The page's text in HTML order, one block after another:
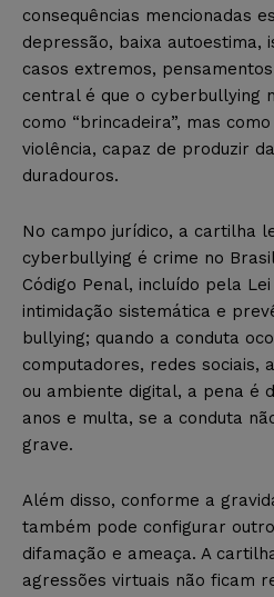
consequências mencionadas
depressão, baixa autoestima,
casos extremos,
central é que o cyberbullying
como “brincadeira”, mas
violência, capaz de produzir
duradouros.
No campo jurídico, a cartilha
cyberbullying é crime no
Código Penal, incluído pela Lei
intimidação sistemática e
bullying; quando a conduta
computadores, redes sociais,
ou ambiente digital, a pena é
anos e multa, se a conduta
grave.
Além disso, conforme a
também pode configurar
difamação e ameaça. A
agressões virtuais não ficam